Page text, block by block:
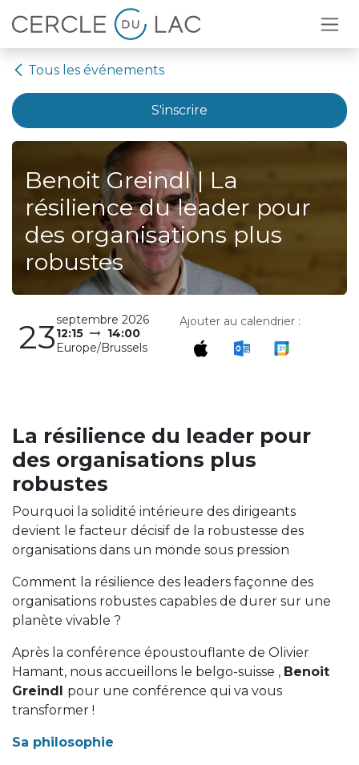
Se rendre au contenu
Tous les événements
S'inscrire
Benoit Greindl | La
résilience du leader pour
des organisations plus
robustes
23septembre 2026
12:15
14:00
Europe/Brussels
Ajouter au calendrier :
La résilience du leader pour
des organisations plus
robustes
Pourquoi la solidité intérieure des dirigeants
devient le facteur décisif de la robustesse des
organisations dans un monde sous pression
Comment la résilience des leaders façonne des
organisations robustes capables de durer sur une
planète vivable ?
Après la conférence époustouflante de Olivier
Hamant, nous accueillons le belgo-suisse , Benoit
Greindl pour une conférence qui va vous
transformer !
Sa philosophie